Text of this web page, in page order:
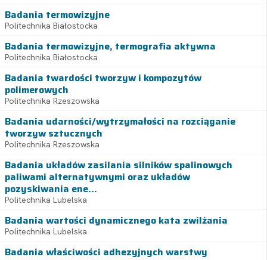
Badania termowizyjne
Politechnika Białostocka
Badania termowizyjne, termografia aktywna
Politechnika Białostocka
Badania twardości tworzyw i kompozytów
polimerowych
Politechnika Rzeszowska
Badania udarności/wytrzymałości na rozciąganie
tworzyw sztucznych
Politechnika Rzeszowska
Badania układów zasilania silników spalinowych
paliwami alternatywnymi oraz układów
pozyskiwania ene...
Politechnika Lubelska
Badania wartości dynamicznego kata zwilżania
Politechnika Lubelska
Badania właściwości adhezyjnych warstwy